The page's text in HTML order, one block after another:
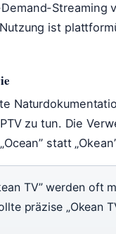
Streaming
ist
zu tun. Die
statt
TV” werden oft
präzise „Okean